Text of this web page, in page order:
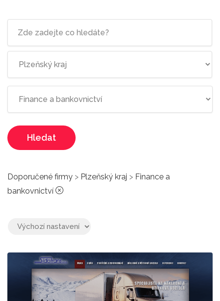
Hledat
Doporučené firmy > Plzeňský kraj > Finance a
bankovnictví